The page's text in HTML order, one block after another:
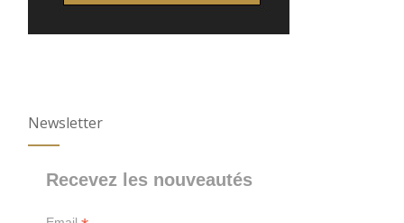
Newsletter
Recevez les nouveautés